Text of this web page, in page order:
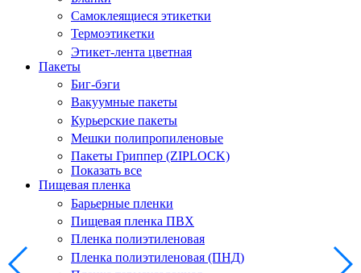
Самоклеящиеся этикетки
Термоэтикетки
Этикет-лента цветная
Пакеты
Биг-бэги
Вакуумные пакеты
Курьерские пакеты
Мешки полипропиленовые
Пакеты Гриппер (ZIPLOCK)
Показать все
Пищевая пленка
Барьерные пленки
Пищевая пленка ПВХ
Пленка полиэтиленовая
Пленка полиэтиленовая (ПНД)